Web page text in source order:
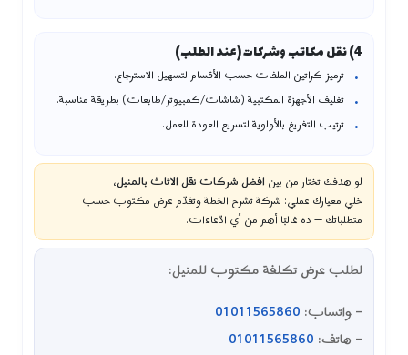
4) نقل مكاتب وشركات (عند الطلب)
ترميز كراتين الملفات حسب الأقسام لتسهيل الاسترجاع.
تغليف الأجهزة المكتبية (شاشات/كمبيوتر/طابعات) بطريقة مناسبة.
ترتيب التفريغ بالأولوية لتسريع العودة للعمل.
لو هدفك تختار من بين افضل شركات نقل الاثاث بالمنيل،
خلي معيارك عملي: شركة تشرح الخطة وتقدّم عرض مكتوب حسب
متطلباتك — ده غالبًا أهم من أي ادّعاءات.
لطلبعرض تكلفة مكتوبللمنيل:
– واتساب:01011565860
– هاتف:01011565860